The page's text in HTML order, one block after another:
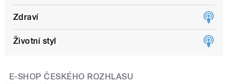
Zdraví
Životní styl
E-SHOP ČESKÉHO ROZHLASU